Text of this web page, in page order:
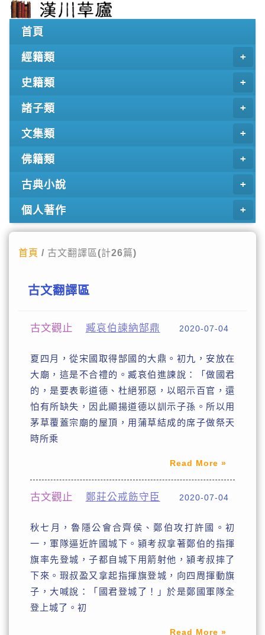
首頁
經籍類
史籍類
諸子類
文集類
佛籍類
古典小說
個人著作
首頁 / 古文翻譯區(計26篇)
古文翻譯區
古文觀止 臧哀伯諫納郜鼎 2020-07-04
夏四月，從宋國取得郜國的大鼎。初九，安放在
大廟，這是不合禮的。臧哀伯進諫說：「做國君
的，是要表彰道德、杜絕邪惡，以昭示百官，還
怕有所缺失，因此顯揚道德以訓示子孫。所以用
茅草覆蓋宗廟的屋頂，用蒲草結成的席子做祭天
時所乘
Read More »
古文觀止 鄭莊公戒飭守臣 2020-07-04
秋七月，魯隱公會合齊侯、鄭伯攻打許國。初
一，軍隊逼近許國城下。潁考叔拿著鄭伯的指揮
旗率先登城，子都自城下用箭射他，潁考叔摔了
下來。瑕叔盈又拿起指揮旗登城，向四周揮動旗
子，大喊說：「國君登城了！」於是鄭國軍隊全
登上城了。初
Read More »